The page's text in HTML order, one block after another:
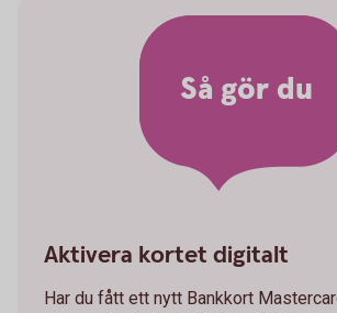
Så gör du
Aktivera kortet digitalt
Har du fått ett nytt Bankkort